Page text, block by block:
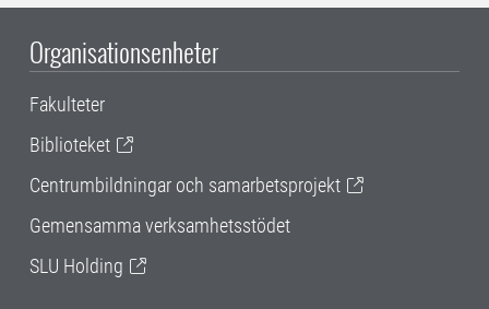
Organisationsenheter
Fakulteter
Biblioteket
Centrumbildningar och samarbetsprojekt
Gemensamma verksamhetsstödet
SLU Holding